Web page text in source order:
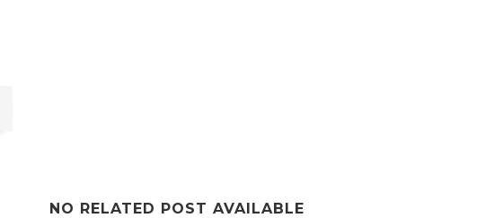
NO RELATED POST AVAILABLE